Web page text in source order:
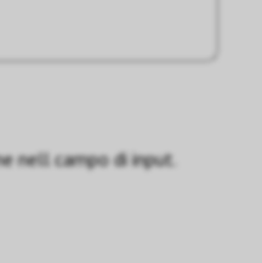
nell campo di input.